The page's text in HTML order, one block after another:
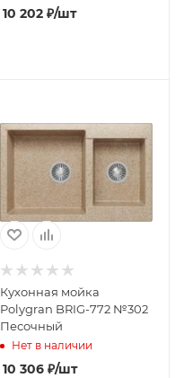
10 202₽/шт
Кухонная мойка
Polygran BRIG-772 №302
Песочный
Нет в наличии
10 306₽/шт